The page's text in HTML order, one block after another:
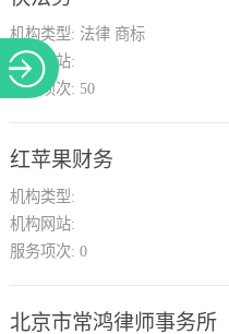
机构类型: 法律 商标
机构网站:
服务项次: 50
红苹果财务
机构类型:
机构网站:
服务项次: 0
北京市常鸿律师事务所